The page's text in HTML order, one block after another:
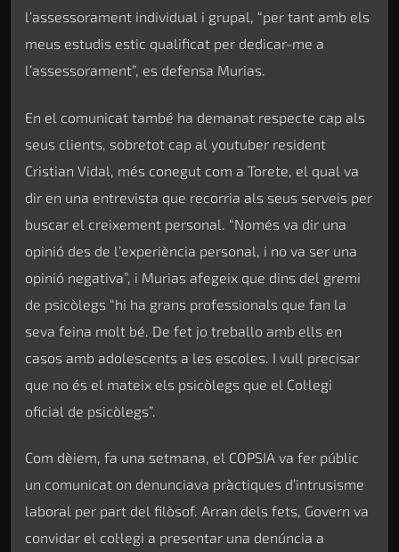
l’assessorament individual i grupal, “per tant amb els
meus estudis estic qualificat per dedicar-me a
l’assessorament”, es defensa Murias.
En el comunicat també ha demanat respecte cap als
seus clients, sobretot cap al youtuber resident
Cristian Vidal, més conegut com a Torete, el qual va
dir en una entrevista que recorria als seus serveis per
buscar el creixement personal. “Només va dir una
opinió des de l’experiència personal, i no va ser una
opinió negativa”, i Murias afegeix que dins del gremi
de psicòlegs “hi ha grans professionals que fan la
seva feina molt bé. De fet jo treballo amb ells en
casos amb adolescents a les escoles. I vull precisar
que no és el mateix els psicòlegs que el Col·legi
oficial de psicòlegs”.
Com dèiem, fa una setmana, el COPSIA va fer públic
un comunicat on denunciava pràctiques d’intrusisme
laboral per part del filòsof. Arran dels fets, Govern va
convidar el col·legi a presentar una denúncia a